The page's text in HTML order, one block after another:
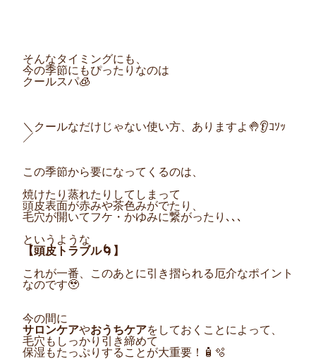
そんなタイミングにも、
今の季節にもぴったりなのは
クールスパ🧊
＼クールなだけじゃない使い方、ありますよ🤚👂ｺｿｯ
／
この季節から要になってくるのは、
焼けたり蒸れたりしてしまって
頭皮表面が赤みや茶色みがでたり、
毛穴が開いてフケ・かゆみに繋がったり､､､
というような
【頭皮トラブル🌀】
これが一番、このあとに引き摺られる厄介なポイント
なのです🥹
今の間に
サロンケアやおうちケアをしておくことによって、
毛穴もしっかり引き締めて
保湿もたっぷりすることが大重要！🧴🫧